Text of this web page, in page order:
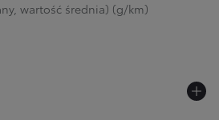
wartość średnia) (g/km)